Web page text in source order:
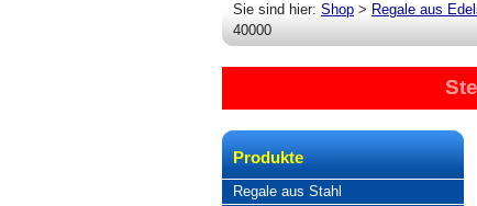
Sie sind hier: Shop > Regale aus
40000
Produkte
Regale aus Stahl